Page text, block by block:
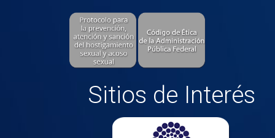
Sitios de Interés